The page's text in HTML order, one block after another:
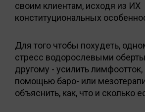
своим клиентам, исходя из ИХ
конституциональных
Для того чтобы похудеть,
стресс водорослевыми
другому - усилить
помощью баро- или
объяснить, как, что и сколько